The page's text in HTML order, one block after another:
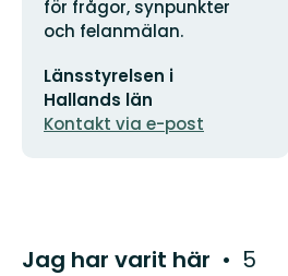
för frågor, synpunkter
och felanmälan.
postadress
Länsstyrelsen i
Hallands län
Kontakt via e-post
Jag har varit här 5